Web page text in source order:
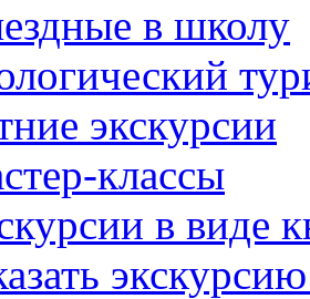
в школу
экскурсии
классы
в виде